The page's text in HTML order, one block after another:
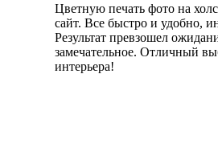
Цветную печать фото на
сайт. Все быстро и удобно,
Результат превзошел
замечательное. Отличный
интерьера!